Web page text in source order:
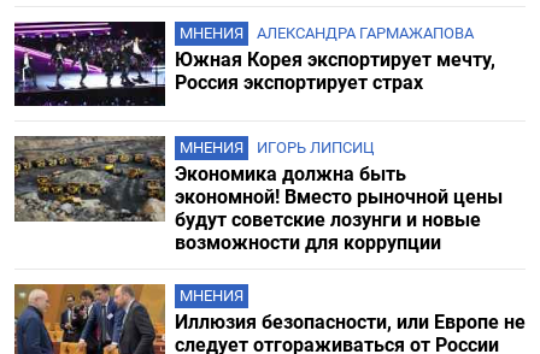
МНЕНИЯ АЛЕКСАНДРА ГАРМАЖАПОВА
Южная Корея экспортирует мечту,
Россия экспортирует страх
МНЕНИЯ ИГОРЬ ЛИПСИЦ
Экономика должна быть
экономной! Вместо рыночной цены
будут советские лозунги и новые
возможности для коррупции
МНЕНИЯ
Иллюзия безопасности, или Европе не
следует отгораживаться от России